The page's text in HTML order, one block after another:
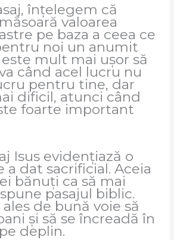
înțelegem că
valoarea
pe baza a ceea ce
noi un anumit
mult mai ușor să
când acel lucru nu
pentru tine, dar
dificil, atunci când
foarte important
Isus evidențiază o
a dat sacrificial. Aceia
bănuți ca să mai
pasajul biblic.
ales de bună voie să
și să se încreadă în
deplin.